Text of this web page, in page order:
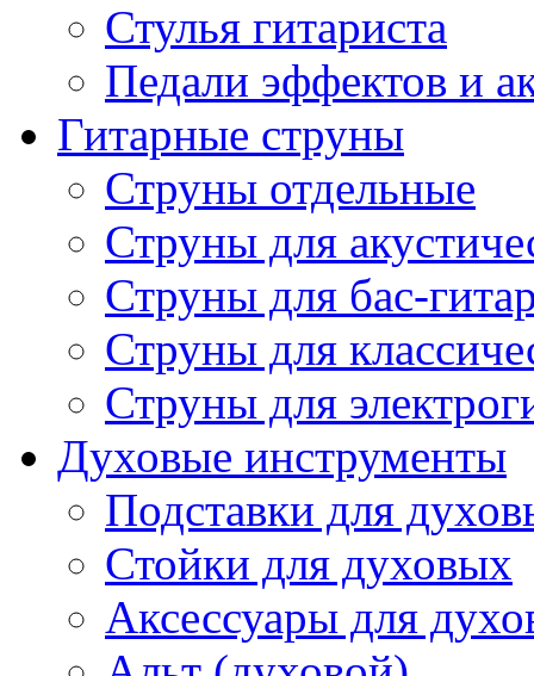
Стулья гитариста
Педали эффектов и
Гитарные струны
Струны отдельные
Струны для
Струны для бас-
Струны для
Струны для
Духовые инструменты
Подставки для
Стойки для духовых
Аксессуары для